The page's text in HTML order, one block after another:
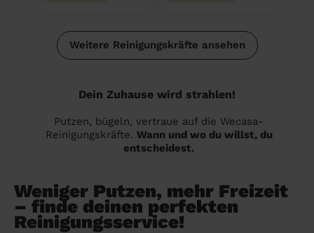
Weitere Reinigungskräfte ansehen
Dein Zuhause wird strahlen!
Putzen, bügeln, vertraue auf die Wecasa-
Reinigungskräfte. Wann und wo du willst, du
entscheidest.
Weniger Putzen, mehr Freizeit
– finde deinen perfekten
Reinigungsservice!